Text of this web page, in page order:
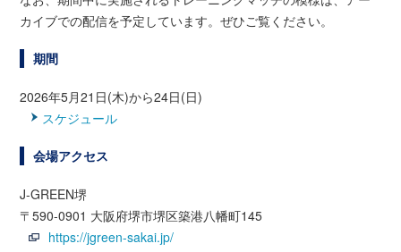
カイブでの配信を予定しています。ぜひご覧ください。
期間
2026年5月21日(木)から24日(日)
スケジュール
会場アクセス
J-GREEN堺
〒590-0901 大阪府堺市堺区築港八幡町145
https://jgreen-sakai.jp/